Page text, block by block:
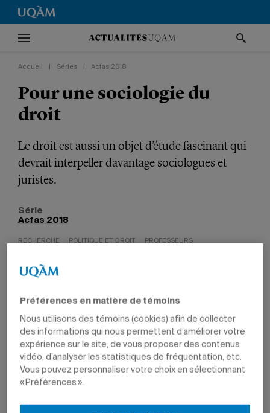
Accueil Séries Acfas 2018
Pour une sociologie du
droit
Le droit est aussi un objet d’étude fascinant qui
devrait interpeller davantage sociologues et
juristes.
Série
Acfas 2018
RECHERCHE POLITIQUE ET DROIT PROFESSEURS
ParPierre-Etienne Caza
1 mai 2018 à 12 h 05
Mis à jour le 1 mai 2018 à 12 h 05
Préférences en matière de témoins
Nous utilisons des témoins (cookies) afin de collecter
des informations qui nous permettent d’améliorer votre
expérience sur le site, de vous proposer des contenus
vidéo, d’analyser les statistiques de fréquentation, etc.
Vous pouvez personnaliser votre choix en sélectionnant
« Préférences ».